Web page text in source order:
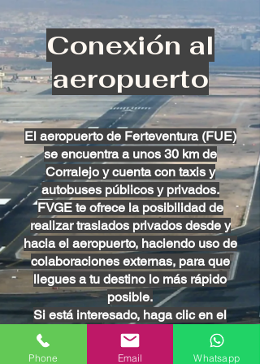
Conexión al
aeropuerto
El aeropuerto de Ferteventura (FUE)
se encuentra a unos 30 km de
Corralejo y cuenta con taxis y
autobuses públicos y privados.
FVGE te ofrece la posibilidad de
realizar traslados privados desde y
hacia el aeropuerto, haciendo uso de
colaboraciones externas, para que
llegues a tu destino lo más rápido
posible.
Si está interesado, haga clic en el
botón y pregunte por disponibilidad.
Phone Email Whatsapp